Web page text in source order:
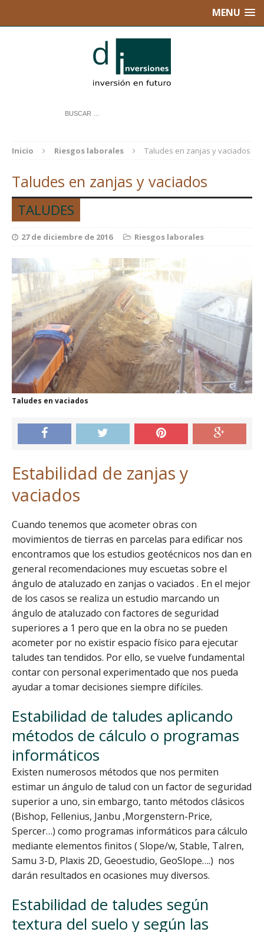
MENU
Inicio Riesgos laborales Taludes en zanjas y vaciados
Taludes en zanjas y vaciados
TALUDES
27 de diciembre de 2016 Riesgos laborales
Taludes en vaciados
Estabilidad de zanjas y
vaciados
Cuando tenemos que acometer obras con
movimientos de tierras en parcelas para edificar nos
encontramos que los estudios geotécnicos nos dan en
general recomendaciones muy escuetas sobre el
ángulo de ataluzado en zanjas o vaciados . En el mejor
de los casos se realiza un estudio marcando un
ángulo de ataluzado con factores de seguridad
superiores a 1 pero que en la obra no se pueden
acometer por no existir espacio físico para ejecutar
taludes tan tendidos. Por ello, se vuelve fundamental
contar con personal experimentado que nos pueda
ayudar a tomar decisiones siempre difíciles.
Estabilidad de taludes aplicando
métodos de cálculo o programas
informáticos
Existen numerosos métodos que nos permiten
estimar un ángulo de talud con un factor de seguridad
superior a uno, sin embargo, tanto métodos clásicos
(Bishop, Fellenius, Janbu ,Morgenstern-Price,
Spercer…) como programas informáticos para cálculo
mediante elementos finitos ( Slope/w, Stable, Talren,
Samu 3-D, Plaxis 2D, Geoestudio, GeoSlope….) nos
darán resultados en ocasiones muy diversos.
Estabilidad de taludes según
textura del suelo y según las